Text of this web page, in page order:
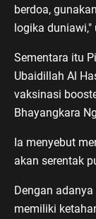
berdoa,
logika duniawi,"
Sementara itu
Ubaidillah Al
vaksinasi
Bhayangkara
Ia menyebut
akan serentak
Dengan
memiliki